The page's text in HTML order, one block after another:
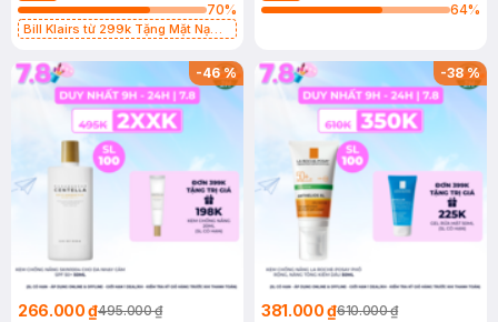
70%
Bill Klairs từ 299k Tặng Mặt Nạ
25ml (SL Có Hạn)
64%
-46%
266.000 ₫495.000 ₫
-38%
381.000 ₫610.000 ₫